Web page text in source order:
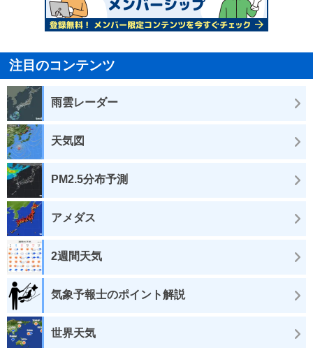
注目のコンテンツ
雨雲レーダー
天気図
PM2.5分布予測
アメダス
2週間天気
気象予報士のポイント解説
世界天気